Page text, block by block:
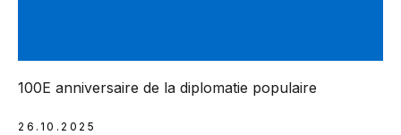
100E anniversaire de la diplomatie populaire
26.10.2025